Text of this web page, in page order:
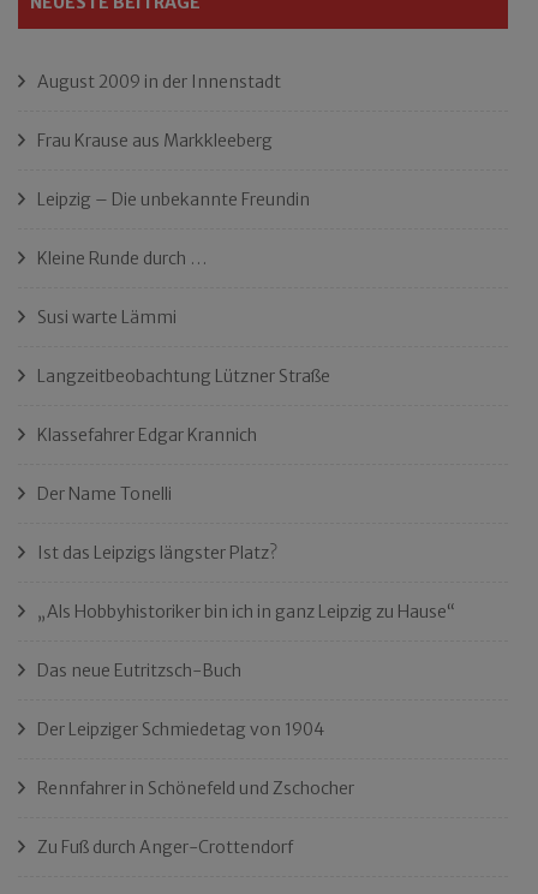
August 2009 in der Innenstadt
Frau Krause aus Markkleeberg
Leipzig – Die unbekannte Freundin
Kleine Runde durch …
Susi warte Lämmi
Langzeitbeobachtung Lützner Straße
Klassefahrer Edgar Krannich
Der Name Tonelli
Ist das Leipzigs längster Platz?
„Als Hobbyhistoriker bin ich in ganz Leipzig zu Hause“
Das neue Eutritzsch-Buch
Der Leipziger Schmiedetag von 1904
Rennfahrer in Schönefeld und Zschocher
Zu Fuß durch Anger-Crottendorf